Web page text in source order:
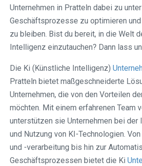
Unternehmen in Pratteln dabei zu
Geschäftsprozesse zu optimieren
zu bleiben. Bist du bereit, in die Welt
Intelligenz einzutauchen? Dann lass
Die Ki (Künstliche Intelligenz)
Pratteln bietet maßgeschneiderte
Unternehmen, die von den Vorteilen
möchten. Mit einem erfahrenen Team
unterstützen sie Unternehmen bei der
und Nutzung von KI-Technologien.
und -verarbeitung bis hin zur
Geschäftsprozessen bietet die Ki